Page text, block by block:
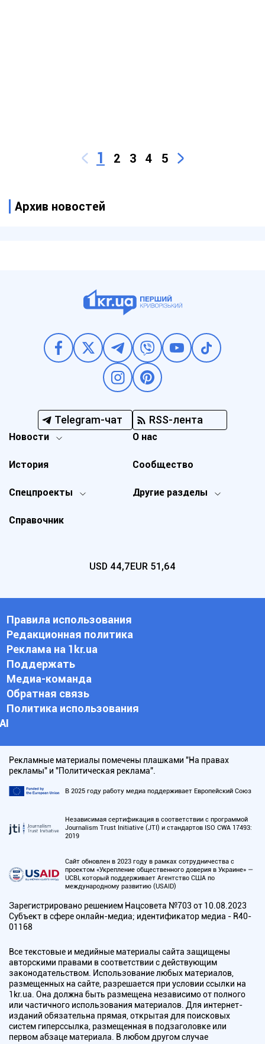
1 2 3 4 5
Архив новостей
Telegram-чат RSS-лента
Новости
Спецпроекты Другие разделы
История
О нас
Справочник
Сообщество
USD 44,7EUR 51,64
Правила использования
Редакционная политика
Реклама на 1kr.ua
Поддержать
Медиа-команда
Обратная связь
Политика использования
АI
Рекламные материалы помечены плашками "На правах
рекламы" и "Политическая реклама".
В 2025 году работу медиа поддерживает Европейский Союз
Независимая сертификация в соответствии с программой
Journalism Trust Initiative (JTI) и стандартов ISO CWA 17493:
2019
Сайт обновлен в 2023 году в рамках сотрудничества с
проектом «Укрепление общественного доверия в Украине» —
UCBI, который поддерживает Агентство США по
международному развитию (USAID)
Зарегистрировано решением Нацсовета №703 от 10.08.2023
Субъект в сфере онлайн-медиа; идентификатор медиа - R40-
01168
Все текстовые и медийные материалы сайта защищены
авторскими правами в соответствии с действующим
законодательством. Использование любых материалов,
размещенных на сайте, разрешается при условии ссылки на
1kr.ua. Она должна быть размещена независимо от полного
или частичного использования материалов. Для интернет-
изданий обязательна прямая, открытая для поисковых
систем гиперссылка, размещенная в подзаголовке или
первом абзаце материала. В любом другом случае